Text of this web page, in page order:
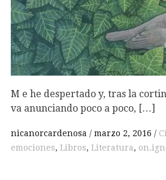
M e he despertado y, tras la
va anunciando poco a poco, […]
nicanorcardenosa marzo 2, 2016
emociones, Libros, Literatura,